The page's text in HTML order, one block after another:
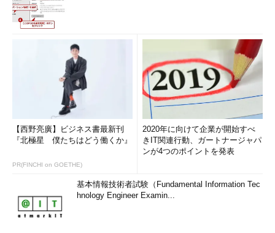
127.0.0.1 30
192.168.0.119 255.255.255.255 127.0.0.1
192.168.0.255 255.255.255.255 192.168.0.104
192.168.0.104 30
192.168.0.255 255.255.255.255 192.168.0.119
192.168.0.119 20
224.0.0.0 240.0.0.0 192.168.0.104
192.168.0.104 30
224.0.0.0 240.0.0.0 192.168.0.119
192.168.0.119 20
255.255.255.255 255.255.255.255 192.168.0.104
255.255.255.255 255.255.255.255 192.168.0.119
192.168.0.119 1
Default Gateway: 192.168.0.56
【西野亮廣】ビジネス書最新刊
『北極星 僕たちはどう働くか』
PR(FINCHI on GOETHE)
2020年に向けて企業が開始すべ
きIT関連行動、ガートナージャパ
ンが4つのポイントを発表
基本情報技術者試験（Fundamental Information Tec
hnology Engineer Examin...